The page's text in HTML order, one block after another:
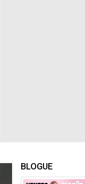
BLOGUE